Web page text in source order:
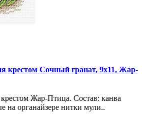
крестом Сочный гранат, 9x11, Жар-
Жар-Птица. Состав: канва
на органайзере нитки мули..